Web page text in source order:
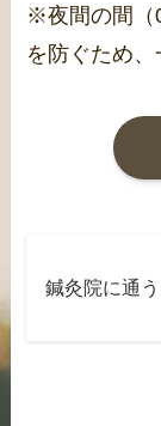
※夜間の間（
を防ぐため、
鍼灸院に通